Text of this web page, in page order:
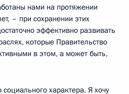
нами на протяжении
– при сохранении этих
эффективно развивать
которые Правительство
в этом, а может быть,
характера. Я хочу